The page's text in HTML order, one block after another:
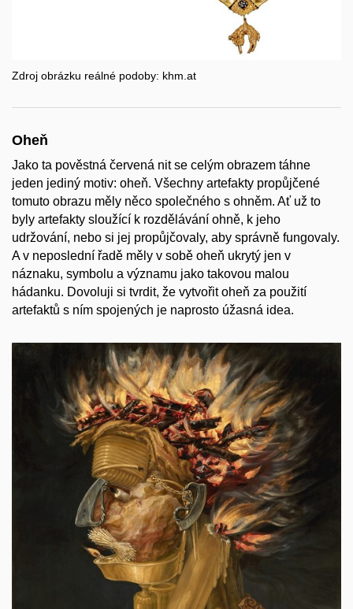
Zdroj obrázku reálné podoby: khm.at
Oheň
Jako ta pověstná červená nit se celým obrazem táhne
jeden jediný motiv: oheň. Všechny artefakty propůjčené
tomuto obrazu měly něco společného s ohněm. Ať už to
byly artefakty sloužící k rozdělávání ohně, k jeho
udržování, nebo si jej propůjčovaly, aby správně fungovaly.
A v neposlední řadě měly v sobě oheň ukrytý jen v
náznaku, symbolu a významu jako takovou malou
hádanku. Dovoluji si tvrdit, že vytvořit oheň za použití
artefaktů s ním spojených je naprosto úžasná idea.